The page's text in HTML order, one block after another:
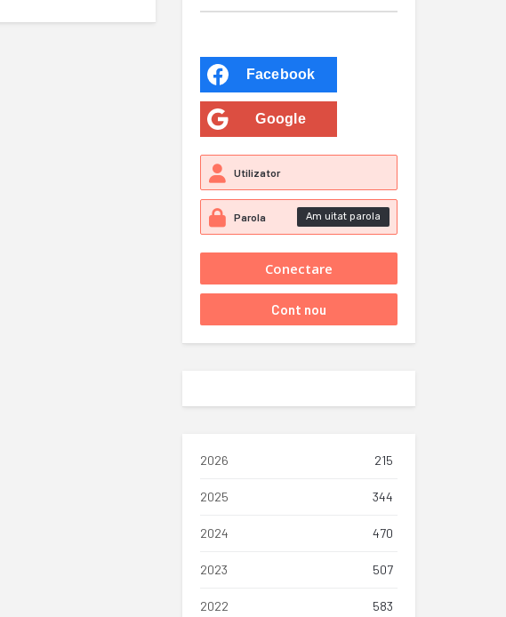
Facebook
Google
Am uitat parola
2026 215
2025 344
2024 470
2023 507
2022 583